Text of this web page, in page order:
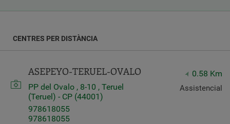
Distancia
Kilometers
Servicios
CENTRES PER DISTÀNCIA
ASEPEYO-TERUEL-OVALO
PP del Ovalo , 8-10 , Teruel
(Teruel) - CP (44001)
978618055
978618055
0.58 Km
Assistencial